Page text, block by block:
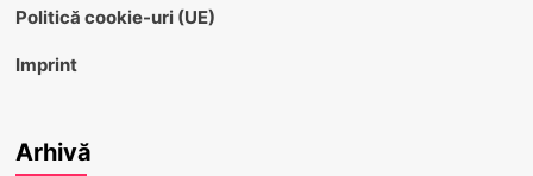
Politică cookie-uri (UE)
Imprint
Arhivă